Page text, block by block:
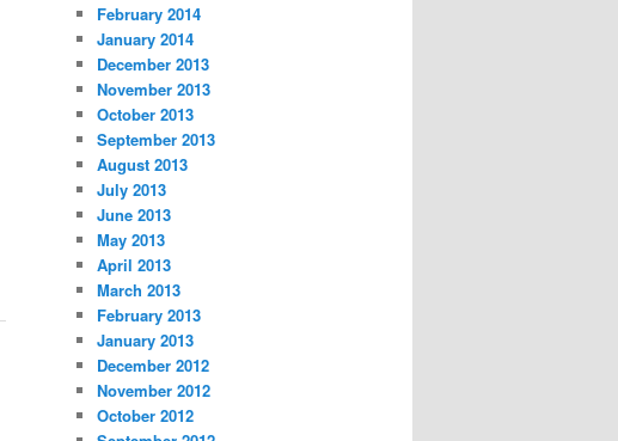
February 2014
January 2014
December 2013
November 2013
October 2013
September 2013
August 2013
July 2013
June 2013
May 2013
April 2013
March 2013
February 2013
January 2013
December 2012
November 2012
October 2012